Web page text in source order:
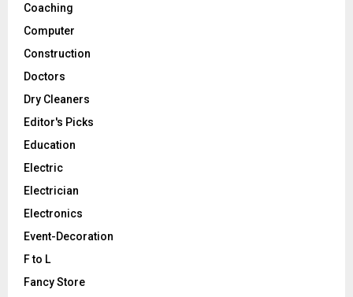
Coaching
Computer
Construction
Doctors
Dry Cleaners
Editor's Picks
Education
Electric
Electrician
Electronics
Event-Decoration
F to L
Fancy Store